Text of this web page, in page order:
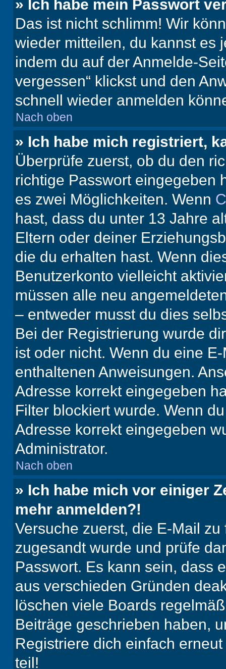
» Ich habe mein Passwort
Das ist nicht schlimm! Wir
wieder mitteilen, du kannst es
indem du auf der Anmelde-
vergessen“ klickst und den
schnell wieder anmelden
Nach oben
» Ich habe mich registriert,
Überprüfe zuerst, ob du den
richtige Passwort eingegeben
es zwei Möglichkeiten. Wenn
hast, dass du unter 13 Jahre
Eltern oder deiner
die du erhalten hast. Wenn
Benutzerkonto vielleicht
müssen alle neu
– entweder musst du dies
Bei der Registrierung wurde
ist oder nicht. Wenn du eine
enthaltenen Anweisungen.
Adresse korrekt eingegeben
Filter blockiert wurde. Wenn
Adresse korrekt eingegeben
Administrator.
Nach oben
» Ich habe mich vor einiger
mehr anmelden?!
Versuche zuerst, die E-Mail
zugesandt wurde und prüfe
Passwort. Es kann sein, dass
aus verschieden Gründen
löschen viele Boards
Beiträge geschrieben haben,
Registriere dich einfach
teil!